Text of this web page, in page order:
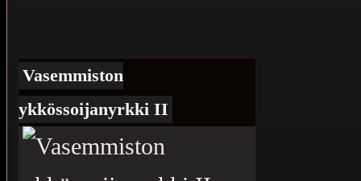
Vasemmiston
ykkössoijanyrkki II